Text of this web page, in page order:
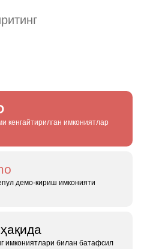
кенгайтирилган имкониятлар
демо‑кириш имконияти
имкониятлари билан батафсил